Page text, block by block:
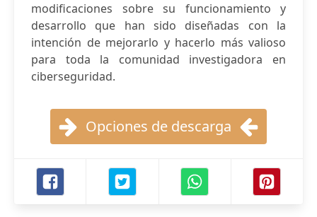
modificaciones sobre su funcionamiento y
desarrollo que han sido diseñadas con la
intención de mejorarlo y hacerlo más valioso
para toda la comunidad investigadora en
ciberseguridad.
Opciones de descarga